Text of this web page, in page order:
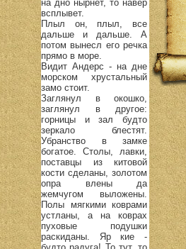
на дно нырнет, то навер
всплывет.
Плыл он, плыл, все
дальше и дальше. А
потом вынесл его речка
прямо в море.
Видит Андерс - на дне
морском хрустальный
замо стоит.
Заглянул в окошко,
заглянул в другое:
горницы и зал будто
зеркало блестят.
Убранство в замке
богатое. Столы, лавки,
поставцы из китовой
кости сделаны, золотом
опра влены да
жемчугом выложены.
Полы мягкими коврами
устланы, а на коврах
пуховые подушки
раскиданы. Яр кие -